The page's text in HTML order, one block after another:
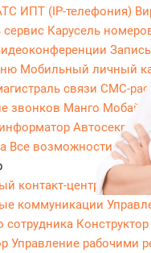
ИПТ (IP-телефония)
Карусель
Мобильный личный
связи СМС-
звонков Манго Мобайл
Все возможности ВАТС
контакт-центр
коммуникации
сотрудника
Управление рабочими